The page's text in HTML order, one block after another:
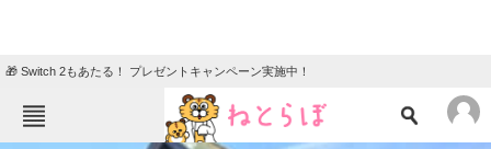
🎁 Switch 2もあたる！ プレゼントキャンペーン実施中！